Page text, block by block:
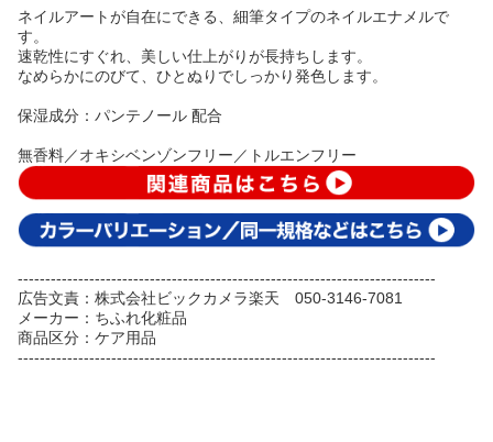
ネイルアートが自在にできる、細筆タイプのネイルエナメルで
す。
速乾性にすぐれ、美しい仕上がりが長持ちします。
なめらかにのびて、ひとぬりでしっかり発色します。
保湿成分：パンテノール 配合
無香料／オキシベンゾンフリー／トルエンフリー
----------------------------------------------------------------------------
広告文責：株式会社ビックカメラ楽天 050-3146-7081
メーカー：ちふれ化粧品
商品区分：ケア用品
----------------------------------------------------------------------------